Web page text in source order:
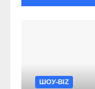
ШОУ-BIZ